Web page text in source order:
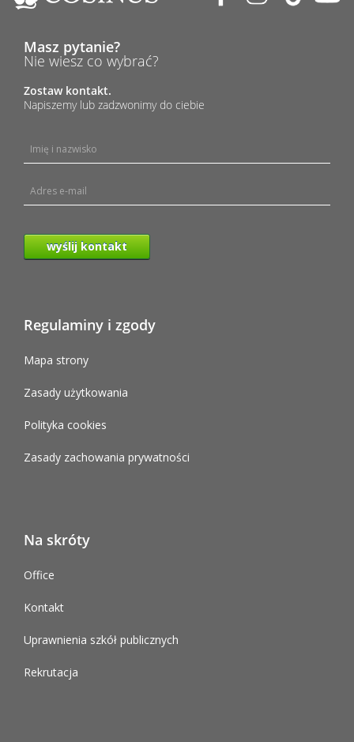
Masz pytanie?
Nie wiesz co wybrać?
Zostaw kontakt.
Napiszemy lub zadzwonimy do ciebie
wyślij kontakt
Regulaminy i zgody
Mapa strony
Zasady użytkowania
Polityka cookies
Zasady zachowania prywatności
Na skróty
Office
Kontakt
Uprawnienia szkół publicznych
Rekrutacja